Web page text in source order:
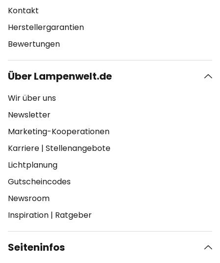
Kontakt
Herstellergarantien
Bewertungen
Über Lampenwelt.de
Wir über uns
Newsletter
Marketing-Kooperationen
Karriere | Stellenangebote
Lichtplanung
Gutscheincodes
Newsroom
Inspiration | Ratgeber
Seiteninfos